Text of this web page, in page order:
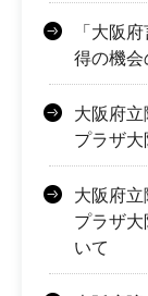
「大阪
得の機会
大阪府
プラザ
大阪府
プラザ
いて